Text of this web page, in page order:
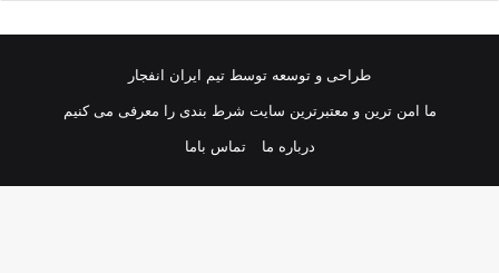
طراحی و توسعه توسط تیم ایران انفجار
ما امن ترین و معتبرترین سایت شرط بندی را معرفی می کنیم
درباره ما
تماس باما